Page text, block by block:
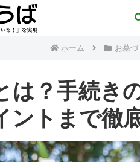
ホーム お墓
は？手続き
ントまで徹